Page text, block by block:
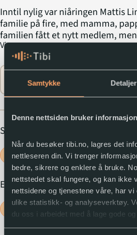
Samtykke Detaljer
Denne nettsiden bruker
Når du besøker tibi.no, lagres det
nettleseren din. Vi trenger
bedre, sikrere og enklere å bruke.
nettstedet skal fungere, og kan ikke
nettsidene og tjenestene våre, har
ulike statistikk- og analyseverktøy.
du oss i arbeidet med å lage gode
Inntil nylig var niåringen Mattis
familie på fire, med mamma,
familien fått et nytt medlem,
lillebror eller lillesøster, og han
eller marsvin for den saks skyld
har ganske enkelt fått et troll,
tusse som de tror må ha krøpet
var på bilferie i Jotunheimen
som handler om alt man må
troll.
Vis merexpand_more
Flere opplysninger
Sjanger
Humor Romaner
Emne
Familieforhold Troll